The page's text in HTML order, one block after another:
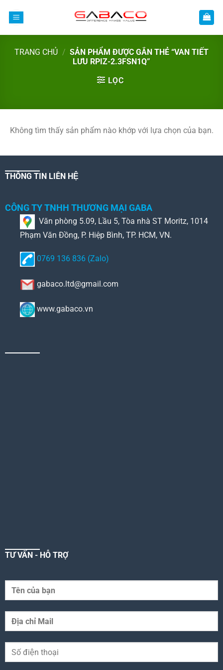
TRANG CHỦ / SẢN PHẨM ĐƯỢC GẮN THẺ “VAN TIẾT
LƯU RPIZ-2.3FSN1Q”
LỌC
Không tìm thấy sản phẩm nào khớp với lựa chọn của bạn.
THÔNG TIN LIÊN HỆ
CÔNG TY TNHH THƯƠNG MẠI GABA
Văn phòng 5.09, Lầu 5, Tòa nhà ST Moritz, 1014
Phạm Văn Đồng, P. Hiệp Bình, TP. HCM, VN.
0769 136 836 (Zalo)
gabaco.ltd@gmail.com
www.gabaco.vn
TƯ VẤN - HỖ TRỢ